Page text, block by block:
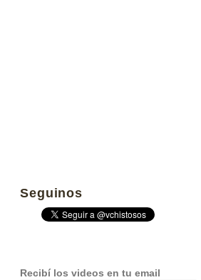
Seguinos
Recibí los videos en tu email